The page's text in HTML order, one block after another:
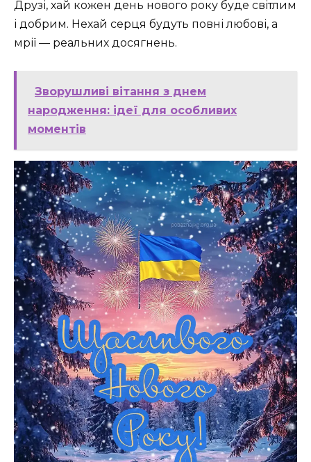
Друзі, хай кожен день нового року буде світлим
і добрим. Нехай серця будуть повні любові, а
мрії — реальних досягнень.
Зворушливі вітання з днем
народження: ідеї для особливих
моментів